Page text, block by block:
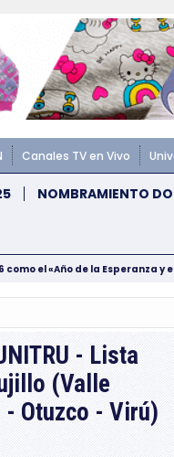
Canales TV en Vivo
NOMBRAMIENTO
como el «Año de la Esperanza
- Lista
(Valle
- Otuzco - Virú)